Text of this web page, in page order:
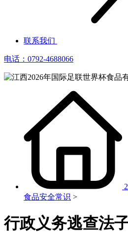
联系我们
电话：0792-4688066
食品安全常识 >
行政义务逃查法